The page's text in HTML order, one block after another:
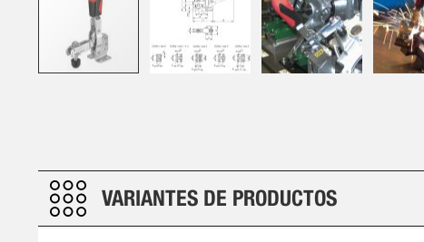
la
galería
de
imágenes
VARIANTES DE PRODUCTOS